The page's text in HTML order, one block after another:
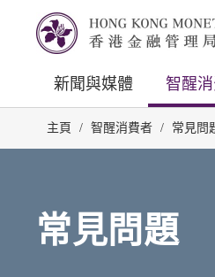
新聞與媒體 智醒
主頁 / 智醒消費者 / 常見問
常見問題